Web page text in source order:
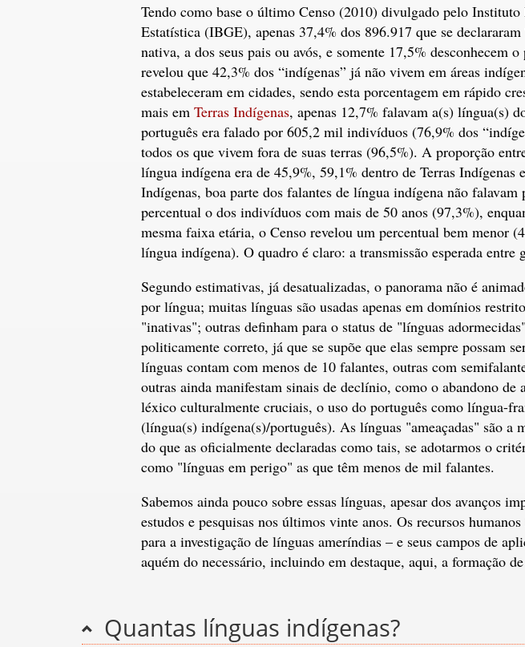
Tendo como base o último Censo (2010) divulgado pelo
Estatística (IBGE), apenas 37,4% dos 896.917 que se
nativa, a dos seus pais ou avós, e somente 17,5% desconhecem
revelou que 42,3% dos “indígenas” já não vivem em áreas
estabeleceram em cidades, sendo esta porcentagem em rápido
mais em Terras Indígenas, apenas 12,7% falavam a(s) língua(s)
português era falado por 605,2 mil indivíduos (76,9% dos
todos os que vivem fora de suas terras (96,5%). A proporção
língua indígena era de 45,9%, 59,1% dentro de Terras Indígenas
Indígenas, boa parte dos falantes de língua indígena não falavam
percentual o dos indivíduos com mais de 50 anos (97,3%),
mesma faixa etária, o Censo revelou um percentual bem menor
língua indígena). O quadro é claro: a transmissão esperada entre
Segundo estimativas, já desatualizadas, o panorama não é
por língua; muitas línguas são usadas apenas em domínios
"inativas"; outras definham para o status de "línguas
politicamente correto, já que se supõe que elas sempre possam
línguas contam com menos de 10 falantes, outras com
outras ainda manifestam sinais de declínio, como o abandono de
léxico culturalmente cruciais, o uso do português como língua-
(língua(s) indígena(s)/português). As línguas "ameaçadas" são a
do que as oficialmente declaradas como tais, se adotarmos o
como "línguas em perigo" as que têm menos de mil falantes.
Sabemos ainda pouco sobre essas línguas, apesar dos avanços
estudos e pesquisas nos últimos vinte anos. Os recursos
para a investigação de línguas ameríndias – e seus campos de
aquém do necessário, incluindo em destaque, aqui, a formação
Quantas línguas indígenas?